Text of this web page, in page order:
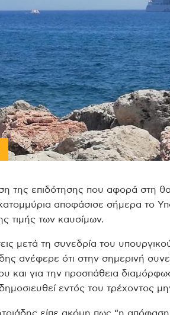
της επιδότησης που αφορά στη
αποφάσισε σήμερα το
τιμής των καυσίμων.
μετά τη συνεδρία του
ανέφερε ότι στην σημερινή
και για την προσπάθεια
εντός του τρέχοντος